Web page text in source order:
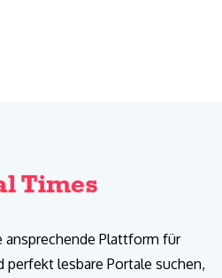
Plattform für
perfekt lesbare Portale suchen,